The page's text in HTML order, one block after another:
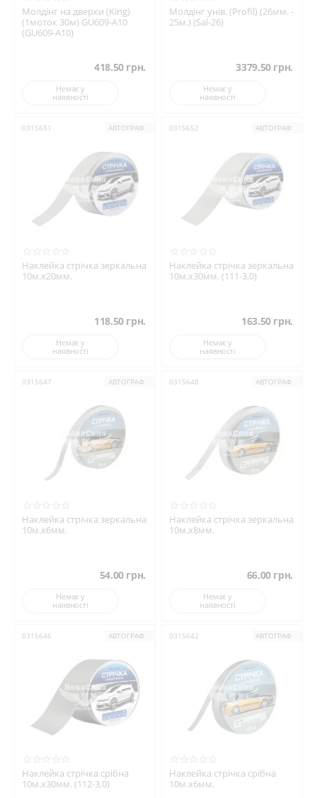
Молдінг на дверки (King)
(1моток 30м) GU609-A10
(GU609-A10)
418.50 грн.
Немає у
наявності
Молдінг унів. (Profil) (26мм. -
25м.) (Sal-26)
3379.50 грн.
Немає у
наявності
0315651 АВТОГРАФ
Наклейка стрічка зеркальна
10м.х20мм.
118.50 грн.
Немає у
наявності
0315652 АВТОГРАФ
Наклейка стрічка зеркальна
10м.х30мм. (111-3,0)
163.50 грн.
Немає у
наявності
0315647 АВТОГРАФ
Наклейка стрічка зеркальна
10м.х6мм.
54.00 грн.
Немає у
наявності
0315648 АВТОГРАФ
Наклейка стрічка зеркальна
10м.х8мм.
66.00 грн.
Немає у
наявності
0315646 АВТОГРАФ
Наклейка стрічка срібна
10м.х30мм. (112-3,0)
0315642 АВТОГРАФ
Наклейка стрічка срібна
10м.х6мм.